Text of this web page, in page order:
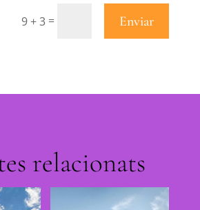
9 + 3 = Enviar
relacionats